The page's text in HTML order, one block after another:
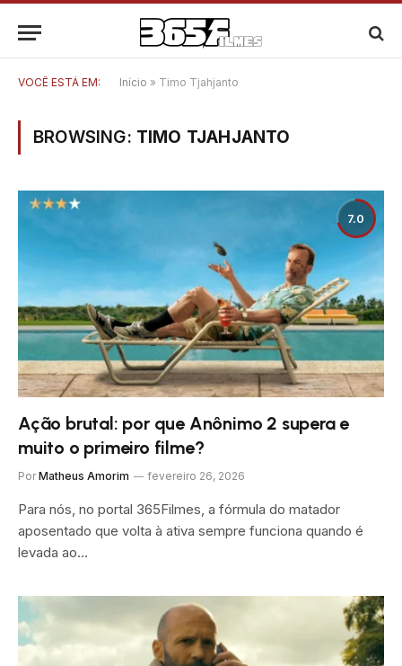
VOCÊ ESTÁ EM: Início » Timo Tjahjanto
BROWSING: TIMO TJAHJANTO
7.0
Ação brutal: por que Anônimo 2 supera e
muito o primeiro filme?
Por Matheus Amorim fevereiro 26, 2026
Para nós, no portal 365Filmes, a fórmula do matador
aposentado que volta à ativa sempre funciona quando é
levada ao…